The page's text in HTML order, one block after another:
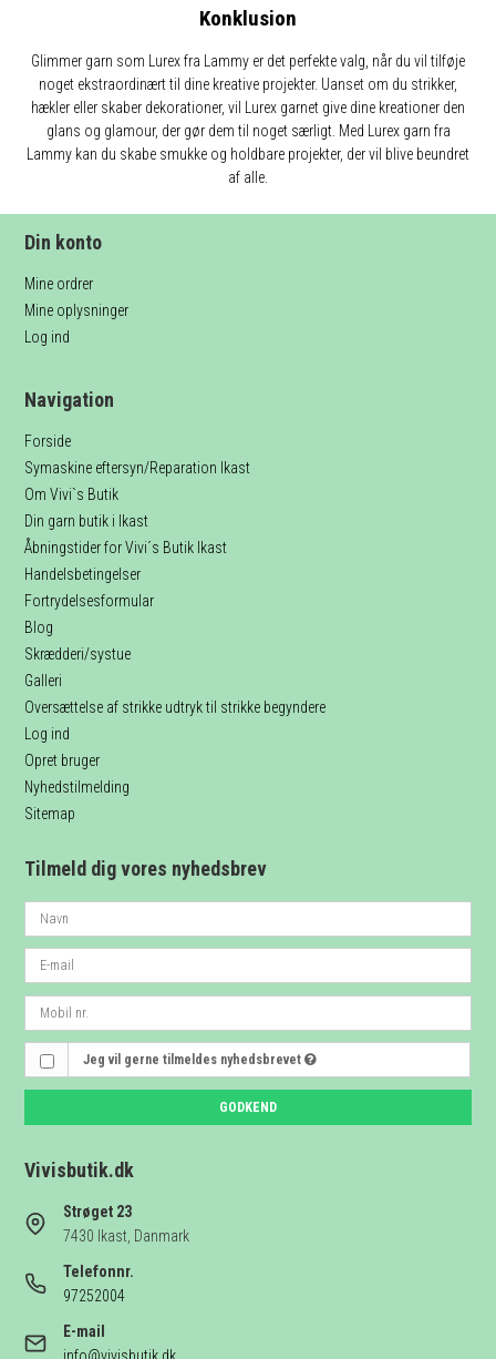
Konklusion
Glimmer garn som Lurex fra Lammy er det perfekte valg, når du vil tilføje
noget ekstraordinært til dine kreative projekter. Uanset om du strikker,
hækler eller skaber dekorationer, vil Lurex garnet give dine kreationer den
glans og glamour, der gør dem til noget særligt. Med Lurex garn fra
Lammy kan du skabe smukke og holdbare projekter, der vil blive beundret
af alle.
Din konto
Mine ordrer
Mine oplysninger
Log ind
Navigation
Forside
Symaskine eftersyn/Reparation Ikast
Om Vivi`s Butik
Din garn butik i Ikast
Åbningstider for Vivi´s Butik Ikast
Handelsbetingelser
Fortrydelsesformular
Blog
Skrædderi/systue
Galleri
Oversættelse af strikke udtryk til strikke begyndere
Log ind
Opret bruger
Nyhedstilmelding
Sitemap
Tilmeld dig vores nyhedsbrev
Jeg vil gerne tilmeldes nyhedsbrevet
GODKEND
Vivisbutik.dk
Strøget 23
7430 Ikast, Danmark
Telefonnr.
97252004
E-mail